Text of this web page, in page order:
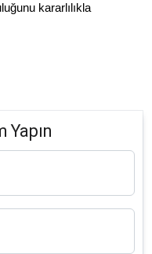
kararlılıkla
Yapın